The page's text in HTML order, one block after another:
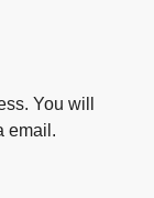
You will
email.